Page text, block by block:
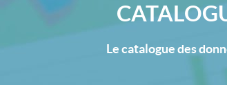
Le catalogue des